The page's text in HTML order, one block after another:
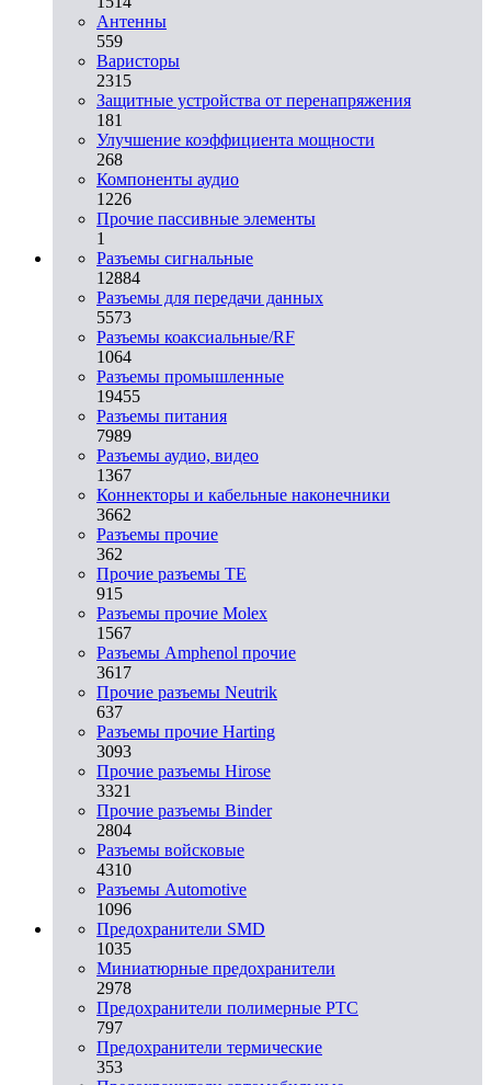
Антенны
559
Варисторы
2315
Защитные устройства от перенапряжения
181
Улучшение коэффициента мощности
268
Компоненты аудио
1226
Прочие пассивные элементы
1
Разъeмы сигнальные
12884
Разъeмы для передачи данных
5573
Разъeмы коаксиальные/RF
1064
Разъeмы промышленные
19455
Разъeмы питания
7989
Разъeмы аудио, видео
1367
Коннекторы и кабельные наконечники
3662
Разъeмы прочие
362
Прочие разъемы TE
915
Разъемы прочие Molex
1567
Разъемы Amphenol прочие
3617
Прочие разъемы Neutrik
637
Разъемы прочие Harting
3093
Прочие разъемы Hirose
3321
Прочие разъемы Binder
2804
Разъемы войсковые
4310
Разъeмы Automotive
1096
Предохранители SMD
1035
Миниатюрные предохранители
2978
Предохранители полимерные PTC
797
Предохранители термические
353